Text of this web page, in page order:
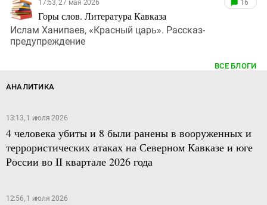
17:53, 27 мая 2026
Горы слов. Литература Кавказа
16
Ислам Ханипаев, «Красный царь». Рассказ-
предупреждение
ВСЕ БЛОГИ
АНАЛИТИКА
13:13, 1 июля 2026
4 человека убиты и 8 были ранены в вооруженных и
террористических атаках на Северном Кавказе и юге
России во II квартале 2026 года
12:56, 1 июля 2026